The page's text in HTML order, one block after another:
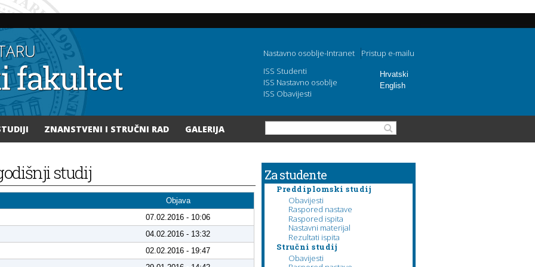
glavni
Hrvatski
English
Nastavno osoblje-Intranet
Pristup e-mailu
ISS Studenti
ISS Nastavno osoblje
ISS Obavijesti
ZNANSTVENI I STRUČNI RAD GALERIJA Obrazac pretraživanja
studij
Objava
07.02.2016 - 10:06
04.02.2016 - 13:32
02.02.2016 - 19:47
Za studente
Preddiplomski studij
Obavijesti
Raspored nastave
Raspored ispita
Nastavni materijal
Rezultati ispita
Stručni studij
Obavijesti